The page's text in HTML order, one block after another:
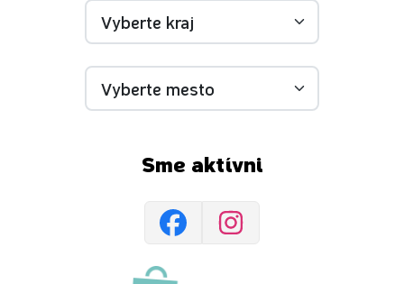
Sme aktívni